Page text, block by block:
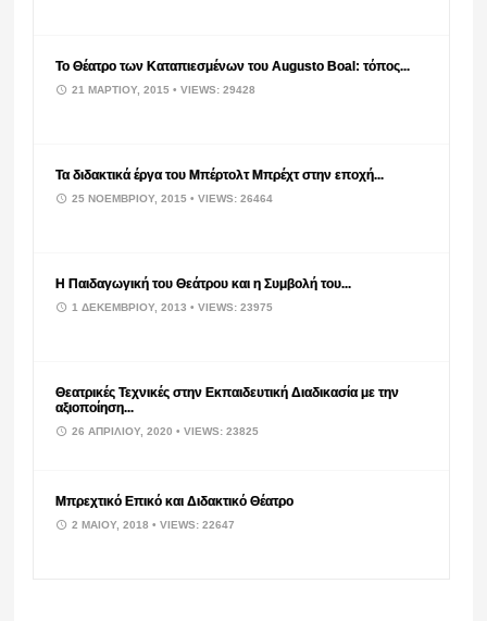
Το Θέατρο των Καταπιεσμένων του Augusto Boal: τόπος...
21 ΜΑΡΤΊΟΥ, 2015• VIEWS: 29428
Τα διδακτικά έργα του Μπέρτολτ Μπρέχτ στην εποχή...
25 ΝΟΕΜΒΡΊΟΥ, 2015• VIEWS: 26464
Η Παιδαγωγική του Θεάτρου και η Συμβολή του...
1 ΔΕΚΕΜΒΡΊΟΥ, 2013• VIEWS: 23975
Θεατρικές Τεχνικές στην Εκπαιδευτική Διαδικασία με την
αξιοποίηση...
26 ΑΠΡΙΛΊΟΥ, 2020• VIEWS: 23825
Μπρεχτικό Επικό και Διδακτικό Θέατρο
2 ΜΑΪ́ΟΥ, 2018• VIEWS: 22647